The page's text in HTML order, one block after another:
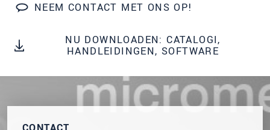
NEEM CONTACT MET ONS OP!
NU DOWNLOADEN: CATALOGI,
HANDLEIDINGEN, SOFTWARE
BERICHT VERZENDEN